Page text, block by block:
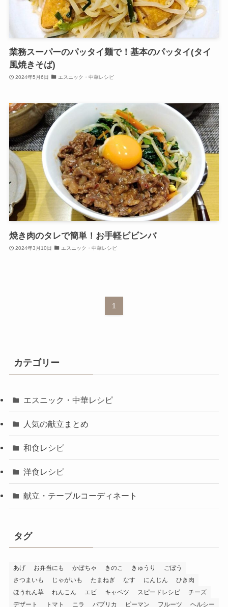
業務スーパーのパッタイ麺で！基本のパッタイ(タイ
風焼きそば)
2024年5月6日 エスニック・中華レシピ
焼き肉のタレで簡単！お手軽ビビンバ
2024年3月10日 エスニック・中華レシピ
1
カテゴリー
エスニック・中華レシピ
人気の献立まとめ
和食レシピ
洋食レシピ
献立・テーブルコーディネート
タグ
あげ お弁当にも かぼちゃ きのこ きゅうり
ごぼう
さつまいも
じゃがいも たまねぎ なす にんじん
ひき肉
ほうれん草
れんこん エビ キャベツ スピードレシピ
チーズ
デザート
トマト ニラ パプリカ ピーマン フルーツ ヘルシー